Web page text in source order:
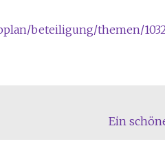
beteiligung/themen/
Ein